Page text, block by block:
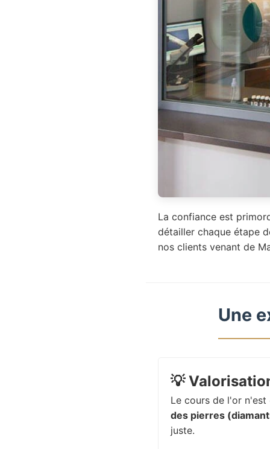
La confiance est
détailler chaque étape
nos clients venant de
Une
💡
Le cours de l'or
des pierres
juste.